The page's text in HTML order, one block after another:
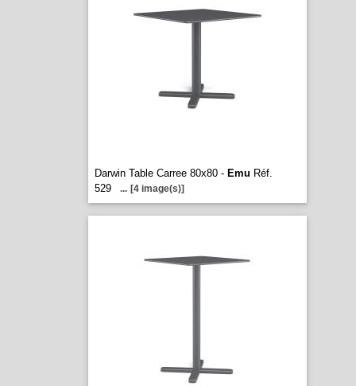
Darwin Table Carree 80x80 - Emu Réf.
529
... [4 image(s)]